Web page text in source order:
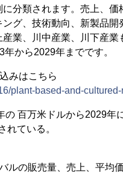
分類されます。売上、
グ、技術動向、新製品
業、川中産業、川下産
から2029年までです。
みはこちら
plant-based-and-
百万米ドルから2029年
れている。
ルの販売量、売上、平均